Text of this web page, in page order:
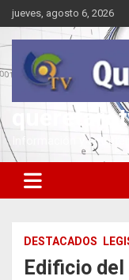
Saltar
al
contenido
jueves, agosto 6, 2026
Información y
DESTACADOS
Edificio